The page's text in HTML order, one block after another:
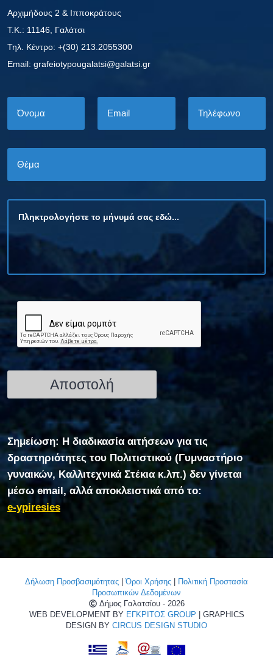
Αρχιμήδους 2 & Ιπποκράτους
Τ.Κ.: 11146, Γαλάτσι
Τηλ. Κέντρο: +(30) 213.2055300
Εmail: grafeiotypougalatsi@galatsi.gr
Σημείωση: Η διαδικασία αιτήσεων για τις
δραστηριότητες του Πολιτιστικού (Γυμναστήριο
γυναικών, Καλλιτεχνικά Στέκια κ.λπ.) δεν γίνεται
μέσω email, αλλά αποκλειστικά από το:
e-ypiresies
Δήλωση Προσβασιμότητας |Όροι Χρήσης
Πολιτική Προστασία
Προσωπικών Δεδομένων
Δήμος Γαλατσίου - 2026
WEB DEVELOPMENT BY ΕΓΚΡΙΤΟΣ GROUP | GRAPHICS
DESIGN BY CIRCUS DESIGN STUDIO